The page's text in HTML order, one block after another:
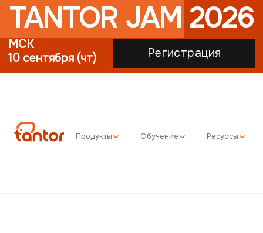
Регистрация
TANTOR JAM 2026
10 сентября (чт)
Продукты Обучение Ресурсы